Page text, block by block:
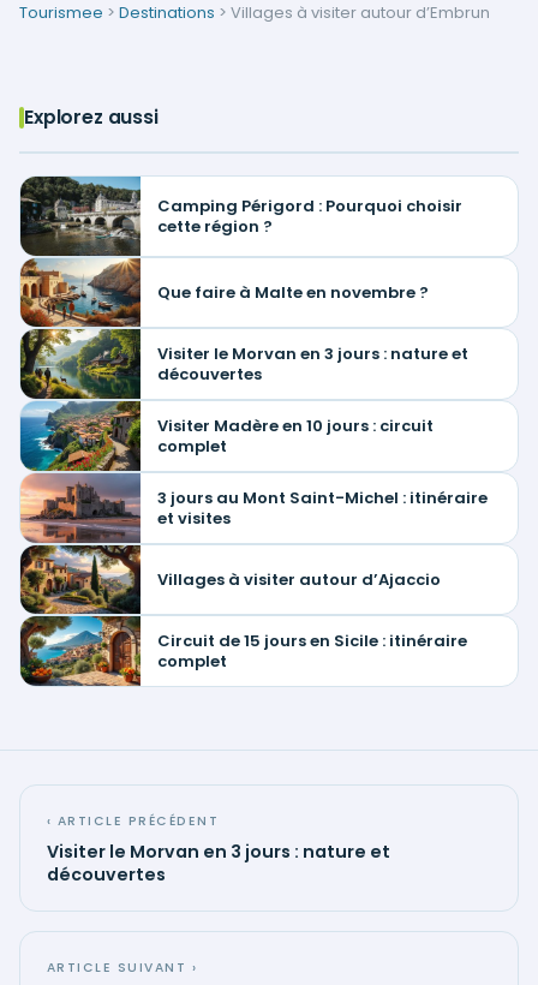
Tourismee > Destinations > Villages à visiter autour d’Embrun
Explorez aussi
Camping Périgord : Pourquoi choisir
cette région ?
Que faire à Malte en novembre ?
Visiter le Morvan en 3 jours : nature et
découvertes
Visiter Madère en 10 jours : circuit
complet
3 jours au Mont Saint-Michel : itinéraire
et visites
Villages à visiter autour d’Ajaccio
Circuit de 15 jours en Sicile : itinéraire
complet
‹ ARTICLE PRÉCÉDENT
Visiter le Morvan en 3 jours : nature et
découvertes
ARTICLE SUIVANT ›